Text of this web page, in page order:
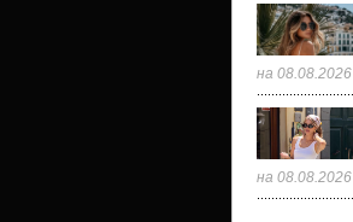
на 08.08.2026
на 08.08.2026